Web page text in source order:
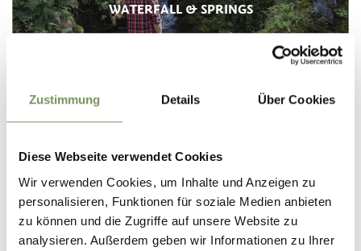
Zustimmung Details Über Cookies
Diese Webseite verwendet Cookies
Wir verwenden Cookies, um Inhalte und Anzeigen zu
personalisieren, Funktionen für soziale Medien anbieten
zu können und die Zugriffe auf unsere Website zu
analysieren. Außerdem geben wir Informationen zu Ihrer
WATERFALL & SPRINGS
THE TERME MERANO THERMAL BATHS